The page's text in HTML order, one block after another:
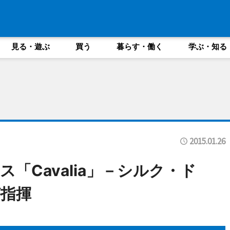
見る・遊ぶ 買う 暮らす・働く 学ぶ・知る
2015.01.26
「Cavalia」－シルク・ド
揮